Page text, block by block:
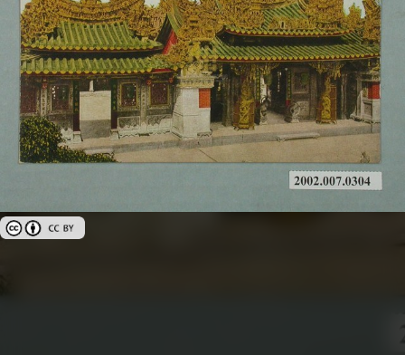
創用CC姓名標示 3.0 台灣及其後版本(CC BY 3.0 TW +)